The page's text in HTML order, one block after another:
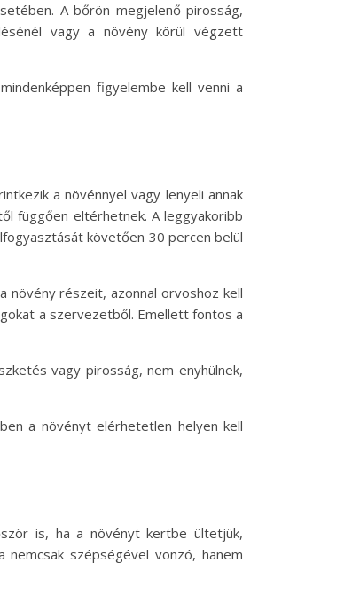
A bőrön megjelenő pirosság,
vagy a növény körül végzett
figyelembe kell venni a
a növénnyel vagy lenyeli annak
függően eltérhetnek. A leggyakoribb
követően 30 percen belül
növény részeit, azonnal orvoshoz kell
a szervezetből. Emellett fontos a
vagy pirosság, nem enyhülnek,
a növényt elérhetetlen helyen kell
is, ha a növényt kertbe ültetjük,
szépségével vonzó, hanem